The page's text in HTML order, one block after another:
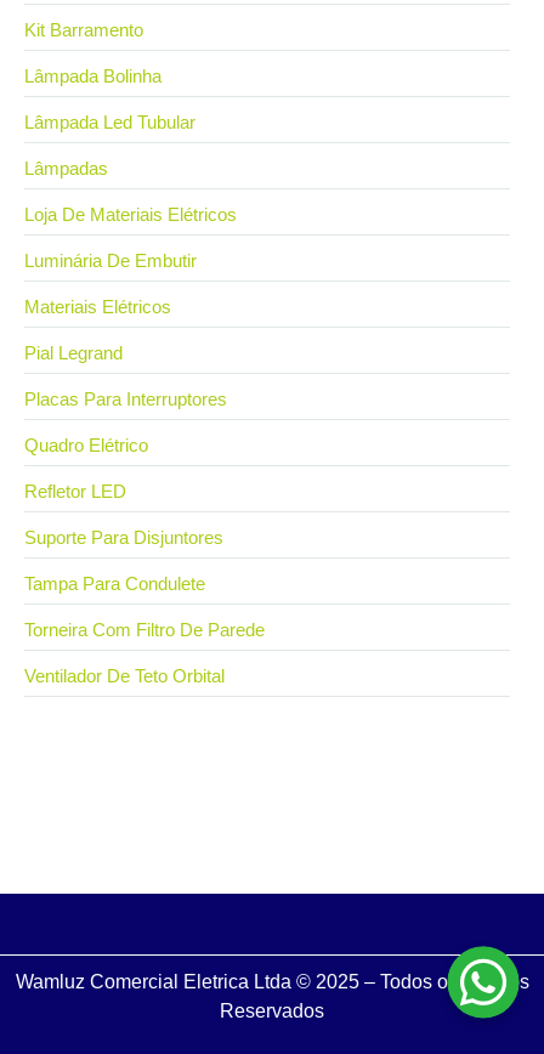
Kit Barramento
Lâmpada Bolinha
Lâmpada Led Tubular
Lâmpadas
Loja De Materiais Elétricos
Luminária De Embutir
Materiais Elétricos
Pial Legrand
Placas Para Interruptores
Quadro Elétrico
Refletor LED
Suporte Para Disjuntores
Tampa Para Condulete
Torneira Com Filtro De Parede
Ventilador De Teto Orbital
Wamluz Comercial Eletrica Ltda © 2025 – Todos os Direitos
Reservados